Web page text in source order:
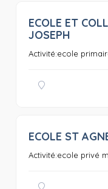
ECOLE ET
JOSEPH
Activité:ecole
ECOLE ST
Activité:ecole privé